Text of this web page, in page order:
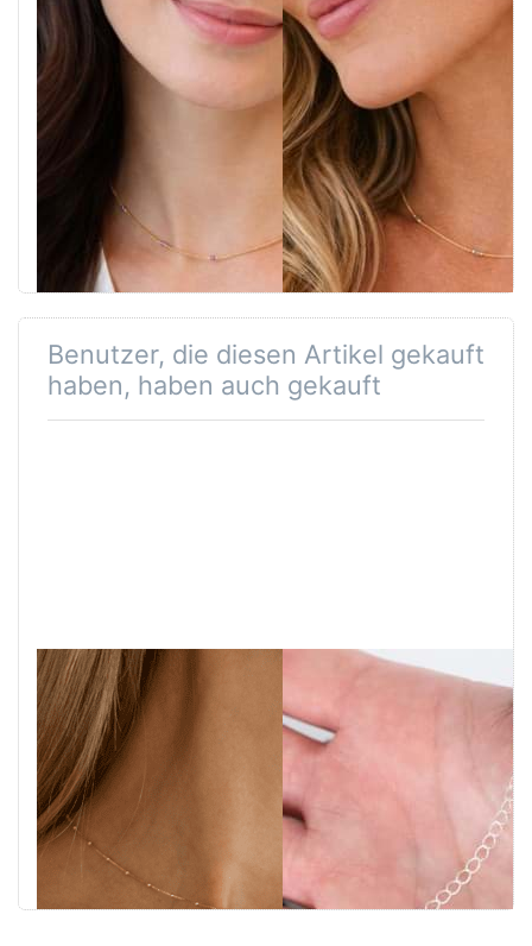
"angels on a
string".
Halskette.
Rubin. Silber
925-Vergoldet
Die Halskette besteht aus
vergoldetem 925er Silber
und ist mit fünf funkelnden,
facettierten Rubinen
(2,5mm) verziert. Die zarte
Rolokette (1,5mm) hat eine
Län…
"angels on a
string".
Halskette.
Labradorit.
Silber 925
vergoldet
Die Halskette besteht aus
925er Silber vergoldet und
ist mit fünf schimmernden,
facettierten Labradoriten
(2,5mm) verziert. Die zarte
Benutzer, die diesen Artikel gekauft
haben, haben auch gekauft
Silberkette
"Veneziana"
0.5mm mit
1.5mm Kugeln,
Vergoldet
Collierverlängerer
Tropfen 5.5cm